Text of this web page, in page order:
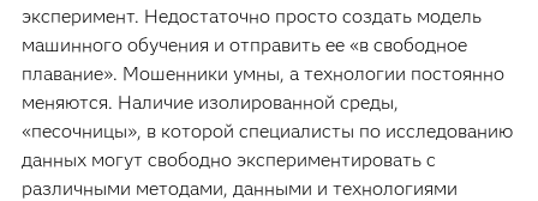
эксперимент. Недостаточно просто создать модель
машинного обучения и отправить ее «в свободное
плавание». Мошенники умны, а технологии постоянно
меняются. Наличие изолированной среды,
«песочницы», в которой специалисты по исследованию
данных могут свободно экспериментировать с
различными методами, данными и технологиями